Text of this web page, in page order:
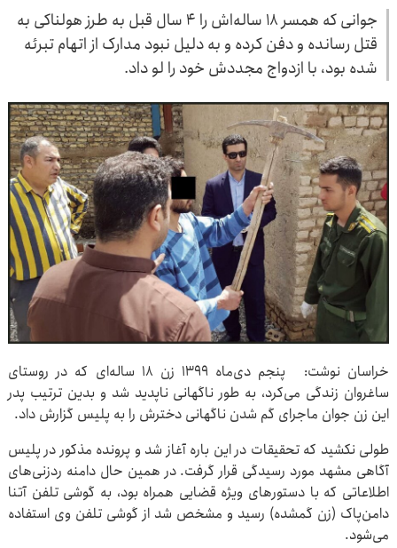
جوانی که همسر ۱۸ ساله‌اش را ۴ سال قبل به طرز هولناکی به
قتل رسانده و دفن کرده و به دلیل نبود مدارک از اتهام تبرئه
شده بود، با ازدواج مجددش خود را لو داد.
خراسان نوشت: پنجم دی‌ماه ۱۳۹۹ زن ۱۸ ساله‌ای که در روستای
ساغروان زندگی می‌کرد، به طور ناگهانی ناپدید شد و بدین ترتیب پدر
این زن جوان ماجرای گم شدن ناگهانی دخترش را به پلیس گزارش داد.
طولی نکشید که تحقیقات در این باره آغاز شد و پرونده مذکور در پلیس
آگاهی مشهد مورد رسیدگی قرار گرفت. در همین حال دامنه ردزنی‌های
اطلاعاتی که با دستورهای ویژه قضایی همراه بود، به گوشی تلفن آتنا
دامن‌پاک (زن گم‎شده) رسید و مشخص شد از گوشی تلفن وی استفاده
می‌شود.